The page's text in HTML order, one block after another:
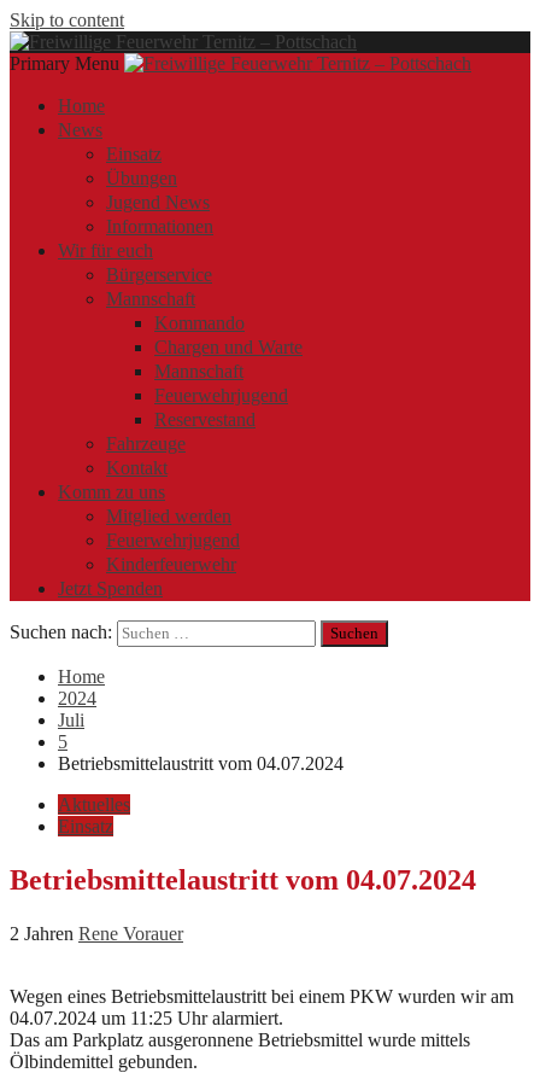
Skip to content
Primary Menu
Freiwillige Feuerwehr Ternitz – Pottschach
Home
News
Einsatz
Übungen
Jugend News
Informationen
Wir für euch
Bürgerservice
Mannschaft
Kommando
Chargen und Warte
Mannschaft
Feuerwehrjugend
Reservestand
Fahrzeuge
Kontakt
Komm zu uns
Mitglied werden
Feuerwehrjugend
Kinderfeuerwehr
Jetzt Spenden
Suchen nach:
Home
2024
Juli
5
Betriebsmittelaustritt vom 04.07.2024
Aktuelles
Einsatz
Betriebsmittelaustritt vom 04.07.2024
2 Jahren Rene Vorauer
Wegen eines Betriebsmittelaustritt bei einem PKW wurden wir am
04.07.2024 um 11:25 Uhr alarmiert.
Das am Parkplatz ausgeronnene Betriebsmittel wurde mittels
Ölbindemittel gebunden.